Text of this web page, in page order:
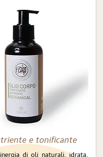
e tonificante